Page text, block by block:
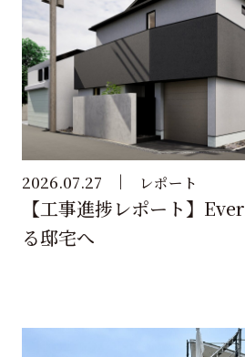
2026.07.27 レポート
【工事進捗レポート】
る邸宅へ